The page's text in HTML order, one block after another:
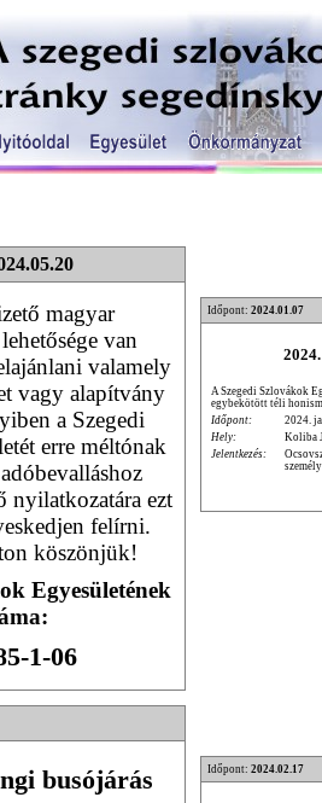
magyar
van
valamely
vagy alapítvány
a Szegedi
erre méltónak
nyilatkozatára ezt
felírni.
köszönjük!
Egyesületének
1-06
Időpont: 2024.01.07
A Szegedi Szlovákok
egybekötött téli
Időpont:
2024.
Hely:
Koliba
Jelentkezés:
busójárás Időpont: 2024.02.17